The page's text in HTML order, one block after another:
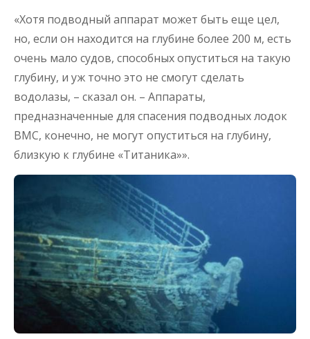
«Хотя подводный аппарат может быть еще цел,
но, если он находится на глубине более 200 м, есть
очень мало судов, способных опуститься на такую
глубину, и уж точно это не смогут сделать
водолазы, – сказал он. – Аппараты,
предназначенные для спасения подводных лодок
ВМС, конечно, не могут опуститься на глубину,
близкую к глубине «Титаника»».